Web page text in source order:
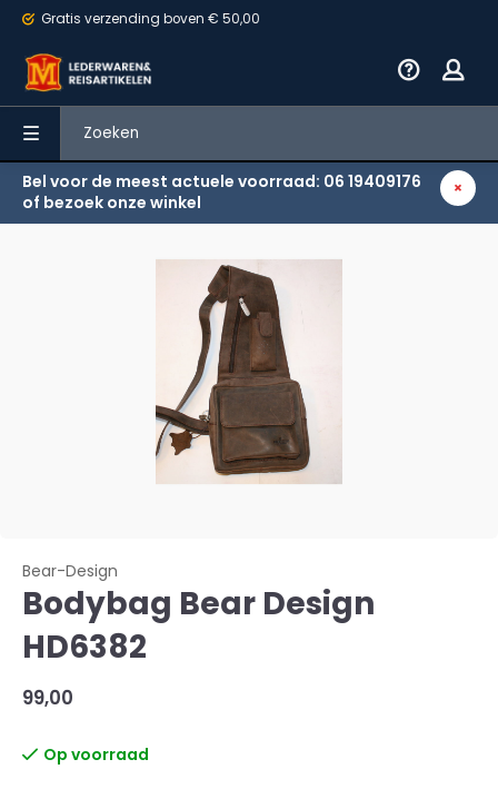
Gratis verzending boven € 50,00
Bel voor de meest actuele voorraad: 06 19409176
of bezoek onze winkel
Terug
Bear-Design
Bodybag Bear Design
HD6382
99,00
Op voorraad